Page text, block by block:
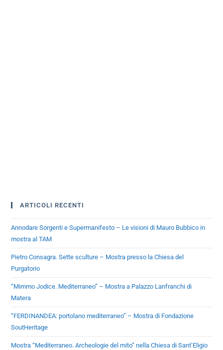
ARTICOLI RECENTI
Annodare Sorgenti e Supermanifesto – Le visioni di Mauro Bubbico in
mostra al TAM
Pietro Consagra. Sette sculture – Mostra presso la Chiesa del
Purgatorio
“Mimmo Jodice. Mediterraneo” – Mostra a Palazzo Lanfranchi di
Matera
“FERDINANDEA: portolano mediterraneo” – Mostra di Fondazione
SoutHeritage
Mostra “Mediterraneo. Archeologie del mito” nella Chiesa di Sant’Eligio